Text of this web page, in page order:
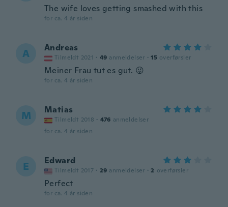
The wife loves getting smashed with this
for ca. 4 år siden
A Andreas
Tilmeldt 2021 · 49 anmeldelser · 15 overførsler
Meiner Frau tut es gut. 😜
for ca. 4 år siden
M Matias
Tilmeldt 2018 · 476 anmeldelser
for ca. 4 år siden
E Edward
Tilmeldt 2017 · 29 anmeldelser · 2 overførsler
Perfect
for ca. 4 år siden